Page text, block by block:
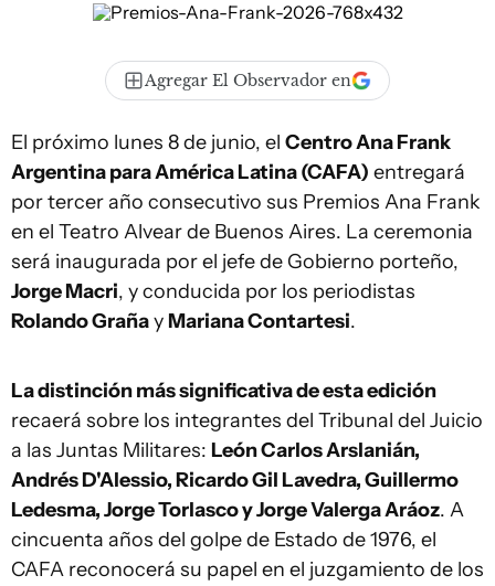
Agregar El Observador en
El próximo lunes 8 de junio, el Centro Ana Frank
Argentina para América Latina (CAFA) entregará
por tercer año consecutivo sus Premios Ana Frank
en el Teatro Alvear de Buenos Aires. La ceremonia
será inaugurada por el jefe de Gobierno porteño,
Jorge Macri, y conducida por los periodistas
Rolando Grañay Mariana Contartesi.
La distinción más significativa de esta edición
recaerá sobre los integrantes del Tribunal del Juicio
a las Juntas Militares: León Carlos Arslanián,
Andrés D'Alessio, Ricardo Gil Lavedra, Guillermo
Ledesma, Jorge Torlasco y Jorge Valerga Aráoz. A
cincuenta años del golpe de Estado de 1976, el
CAFA reconocerá su papel en el juzgamiento de los